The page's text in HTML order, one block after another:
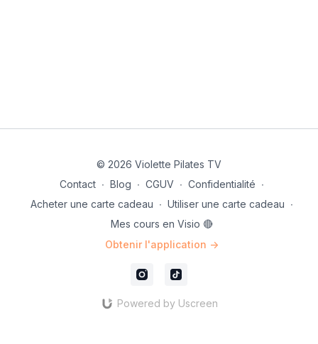
© 2026 Violette Pilates TV
Contact ∙ Blog ∙ CGUV ∙ Confidentialité ∙
Acheter une carte cadeau ∙ Utiliser une carte cadeau ∙
Mes cours en Visio 🔴
Obtenir l'application ->
Powered by Uscreen